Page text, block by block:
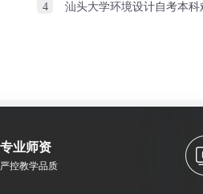
4 汕头大学环境设计自考本科
专业师资
严控教学品质